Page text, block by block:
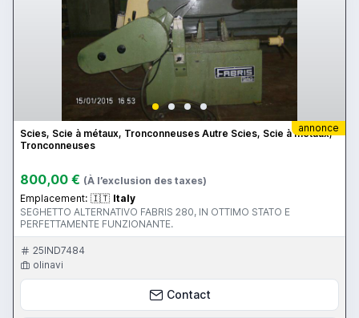
annonce
Scies, Scie à métaux, Tronconneuses Autre Scies, Scie à métaux,
Tronconneuses
800,00 € (À l’exclusion des taxes)
Emplacement: 🇮🇹 Italy
SEGHETTO ALTERNATIVO FABRIS 280, IN OTTIMO STATO E
PERFETTAMENTE FUNZIONANTE.
25IND7484
olinavi
Contact